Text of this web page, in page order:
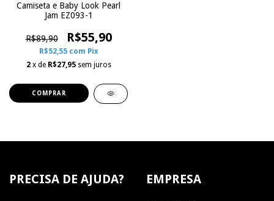
Camiseta e Baby Look Pearl
Jam EZ093-1
R$89,90 R$55,90
R$52,55 com Pix
2 x de R$27,95 sem juros
COMPRAR
PRECISA DE AJUDA? EMPRESA